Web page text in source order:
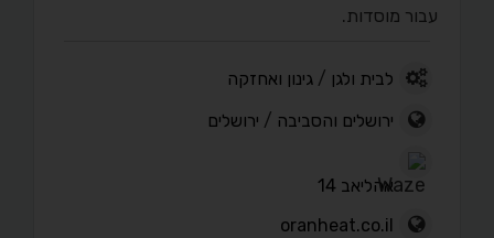
עבור מוסדות.
לבית ולגן / גינון ואחזקה
ירושלים והסביבה / ירושלים
אהליאב 14
oranheat.co.il